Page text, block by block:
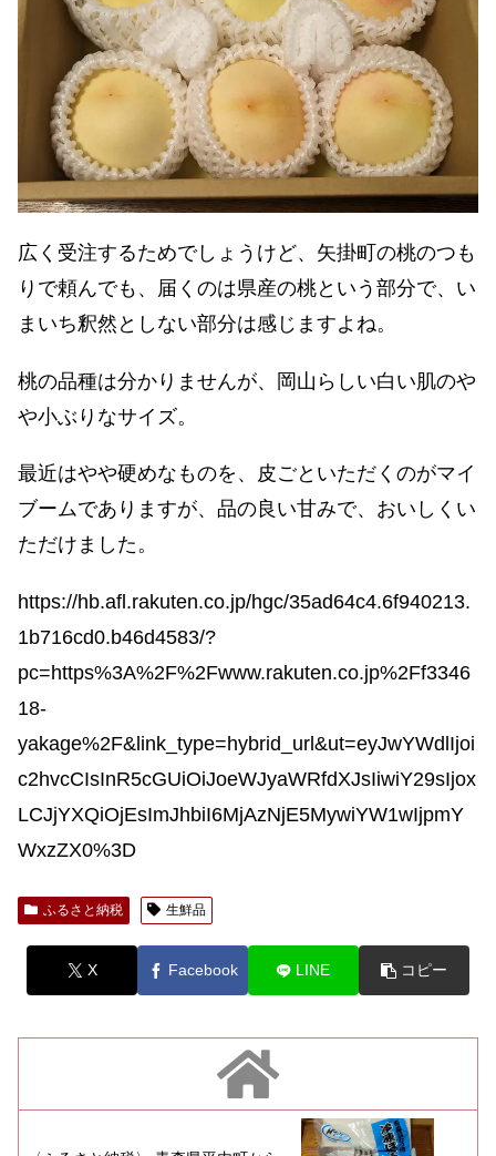
広く受注するためでしょうけど、矢掛町の桃のつも
りで頼んでも、届くのは県産の桃という部分で、い
まいち釈然としない部分は感じますよね。
桃の品種は分かりませんが、岡山らしい白い肌のや
や小ぶりなサイズ。
最近はやや硬めなものを、皮ごといただくのがマイ
ブームでありますが、品の良い甘みで、おいしくい
ただけました。
https://hb.afl.rakuten.co.jp/hgc/35ad64c4.6f940213.
1b716cd0.b46d4583/?
pc=https%3A%2F%2Fwww.rakuten.co.jp%2Ff3346
18-
yakage%2F&link_type=hybrid_url&ut=eyJwYWdlIjoi
c2hvcCIsInR5cGUiOiJoeWJyaWRfdXJsIiwiY29sIjox
LCJjYXQiOjEsImJhbiI6MjAzNjE5MywiYW1wIjpmY
WxzZX0%3D
ふるさと納税 生鮮品
X Facebook LINE コピー